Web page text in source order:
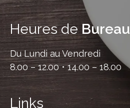
Heures de Bureau
Du Lundi au Vendredi
8.00 – 12.00 • 14.00 – 18.00
Links